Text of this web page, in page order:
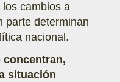
cambios a
parte determinan
nacional.
concentran,
situación